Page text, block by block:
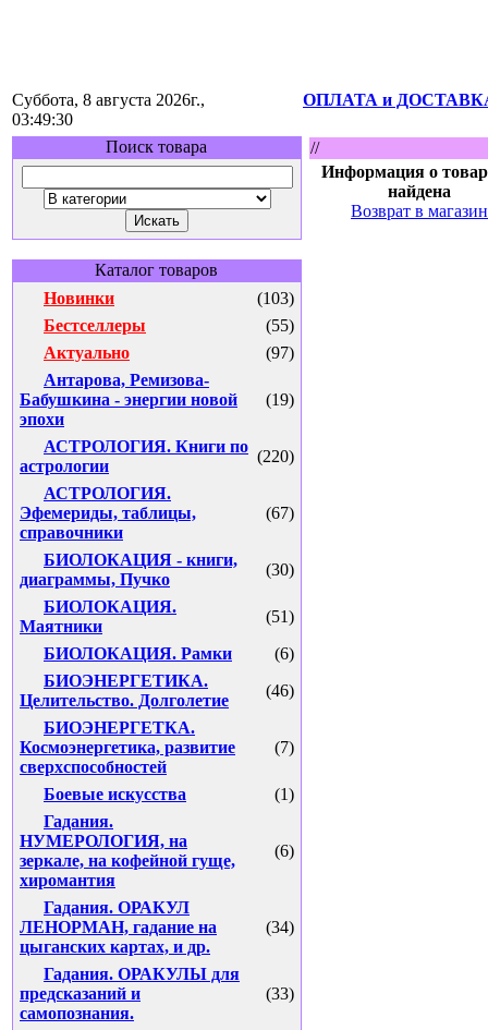
Суббота, 8 августа 2026г.,
03:49:30
ОПЛАТА и
Поиск товара
Каталог товаров
Новинки
(103)
Бестселлеры
(55)
Актуально
(97)
Антарова, Ремизова-
Бабушкина - энергии новой
эпохи
(19)
АСТРОЛОГИЯ. Книги по
астрологии
(220)
АСТРОЛОГИЯ.
Эфемериды, таблицы,
справочники
(67)
БИОЛОКАЦИЯ - книги,
диаграммы, Пучко
(30)
БИОЛОКАЦИЯ.
Маятники
(51)
БИОЛОКАЦИЯ. Рамки
(6)
БИОЭНЕРГЕТИКА.
Целительство. Долголетие
(46)
БИОЭНЕРГЕТКА.
Космоэнергетика, развитие
сверхспособностей
(7)
Боевые искусства
(1)
Гадания.
НУМЕРОЛОГИЯ, на
зеркале, на кофейной гуще,
хиромантия
(6)
Гадания. ОРАКУЛ
ЛЕНОРМАН, гадание на
цыганских картах, и др.
(34)
Гадания. ОРАКУЛЫ для
предсказаний и
самопознания.
(33)
//
Информация о
найдена
Возврат в магазин